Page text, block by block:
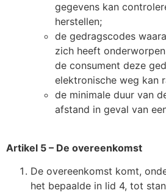
gegevens kan
herstellen;
de gedragscodes
zich heeft
de consument deze
elektronische weg kan
de minimale duur van
afstand in geval van
Artikel 5 – De overeenkomst
De overeenkomst komt,
het bepaalde in lid 4, tot